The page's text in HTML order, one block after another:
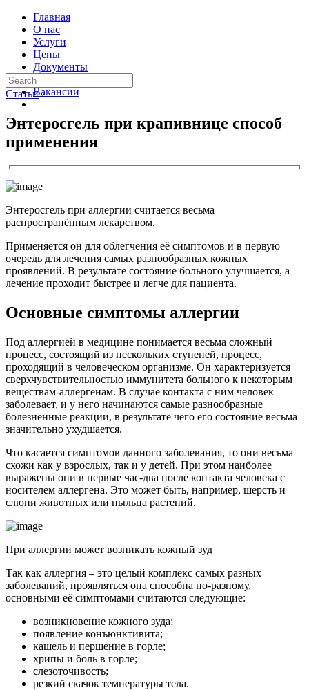
Главная
О нас
Услуги
Цены
Документы
Контакты
Вакансии
Статьи ›
Энтеросгель при крапивнице способ
применения
Энтеросгель при аллергии считается весьма
распространённым лекарством.
Применяется он для облегчения её симптомов и в первую
очередь для лечения самых разнообразных кожных
проявлений. В результате состояние больного улучшается, а
лечение проходит быстрее и легче для пациента.
Основные симптомы аллергии
Под аллергией в медицине понимается весьма сложный
процесс, состоящий из нескольких ступеней, процесс,
проходящий в человеческом организме. Он характеризуется
сверхчувствительностью иммунитета больного к некоторым
веществам-аллергенам. В случае контакта с ним человек
заболевает, и у него начинаются самые разнообразные
болезненные реакции, в результате чего его состояние весьма
значительно ухудшается.
Что касается симптомов данного заболевания, то они весьма
схожи как у взрослых, так и у детей. При этом наиболее
выражены они в первые час-два после контакта человека с
носителем аллергена. Это может быть, например, шерсть и
слюни животных или пыльца растений.
При аллергии может возникать кожный зуд
Так как аллергия – это целый комплекс самых разных
заболеваний, проявляться она способна по-разному,
основными её симптомами считаются следующие:
возникновение кожного зуда;
появление конъюнктивита;
кашель и першение в горле;
хрипы и боль в горле;
слезоточивость;
резкий скачок температуры тела.